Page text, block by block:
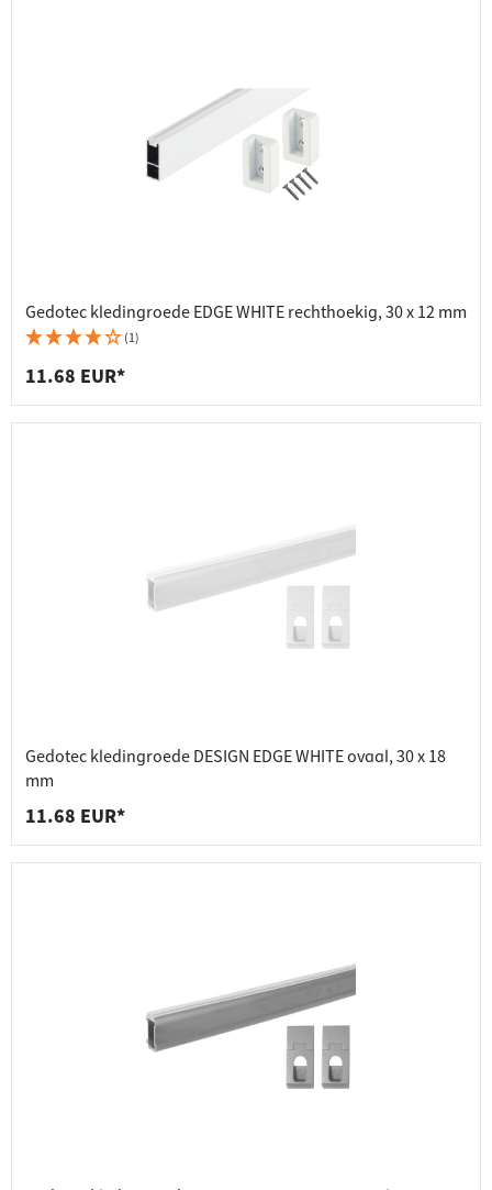
Gedotec kledingroede EDGE WHITE rechthoekig, 30 x 12 mm
(1)
11.68 EUR*
Gedotec kledingroede DESIGN EDGE WHITE ovaal, 30 x 18
mm
11.68 EUR*